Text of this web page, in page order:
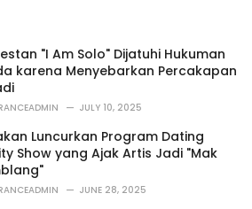
"I Am Solo" Dijatuhi Hukuman
karena Menyebarkan Percakapan
JULY 10, 2025
Luncurkan Program Dating
Show yang Ajak Artis Jadi "Mak
JUNE 28, 2025